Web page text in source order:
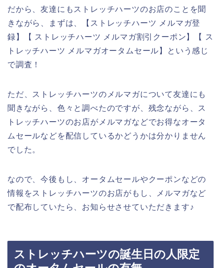
だから、友達にもストレッチハーツのお店のことを聞
きながら、まずは、【ストレッチハーツ メルマガ登
録】【 ストレッチハーツ メルマガ割引クーポン】【 ス
トレッチハーツ メルマガオータムセール】という感じ
で調査！
ただ、ストレッチハーツのメルマガについて友達にも
聞きながら、色々と調べたのですが、残念ながら、ス
トレッチハーツのお店がメルマガなどでお得なオータ
ムセールなどを配信しているかどうかは分かりません
でした。
なので、今後もし、オータムセールやクーポンなどの
情報をストレッチハーツのお店がもし、メルマガなど
で配布していたら、お知らせさせていただきます♪
ストレッチハーツの誕生日の人限定